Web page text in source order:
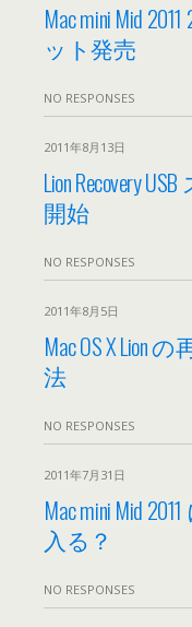
Mac mini Mid
ット発売
NO RESPONSES
2011年8月13日
Lion Recovery
開始
NO RESPONSES
2011年8月5日
Mac OS X Lion
法
NO RESPONSES
2011年7月31日
Mac mini Mid
入る？
NO RESPONSES